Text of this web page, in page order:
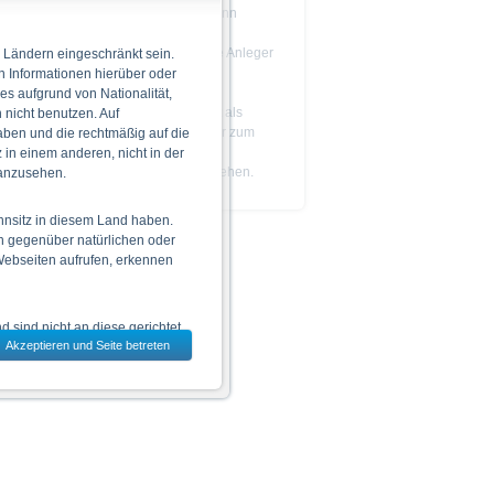
Das Produkt ist nicht einfach und kann
Es wird empfohlen, dass potenzielle Anleger
denProspektlesen, bevor sie eine
Anlageentscheidung treffen.
Die Billigung des Prospekts ist nicht als
Befürwortung der angebotenen oder zum
Handel an einem geregelten Markt
zugelassenen Wertpapiere zu verstehen.
eingeschränkt sein.
Informationen hierüber oder
aufgrund von Nationalität,
benutzen. Auf
und die rechtmäßig auf die
einem anderen, nicht in der
in diesem Land haben.
gegenüber natürlichen oder
aufrufen, erkennen
sind nicht an diese gerichtet.
jeweils ausgewählten Land
den Wertpapieren
Endgültigen
das allein verbindliche
Akzeptieren und Seite betreten